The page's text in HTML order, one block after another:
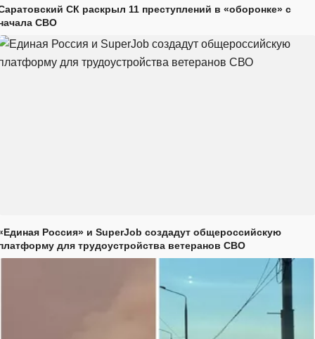
СК раскрыл 11 преступлений в «оборонке» с
СВО
Россия» и SuperJob создадут общероссийскую
для трудоустройства ветеранов СВО